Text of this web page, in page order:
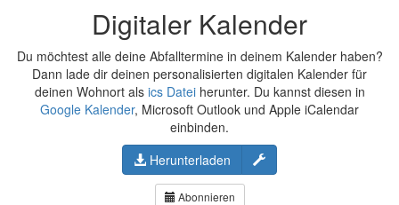
Digitaler Kalender
Du möchtest alle deine Abfalltermine in deinem Kalender haben?
Dann lade dir deinen personalisierten digitalen Kalender für
deinen Wohnort als ics Dateiherunter. Du kannst diesen in
Google Kalender, Microsoft Outlook und Apple iCalendar
einbinden.
Herunterladen
Konfigurieren
Abonnieren